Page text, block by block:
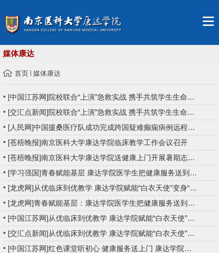
媒体康达
首页 媒体康达
[中国江苏网]院校联合“上演”急救实战 携手共筑学生生命防线
[交汇点新闻]院校联合“上演”急救实战 携手共筑学生生命防线
[人民网]中国援桑医疗队成功完成跨国疑难癫痫病例远程会诊
[苍梧晚报]南京医科大学康达学院临床教学工作会议召开
[苍梧晚报]南京医科大学康达学院送健康上门开展暑期志愿服务
[学习强国]青春赋能基层 康达学院医学生把健康服务送到百姓家门...
[龙虎网]从优临床到优教学 康达学院赋能“白衣天使”变身“金牌...
[龙虎网]青春赋能基层：康达学院医学生把健康服务送到百姓家门口
[中国江苏网]从优临床到优教学 康达学院赋能“白衣天使”变身“...
[交汇点新闻]从优临床到优教学 康达学院赋能“白衣天使”变身“...
[中国江苏网]红色课堂听初心 健康服务送上门 康达学院走进灌云县...